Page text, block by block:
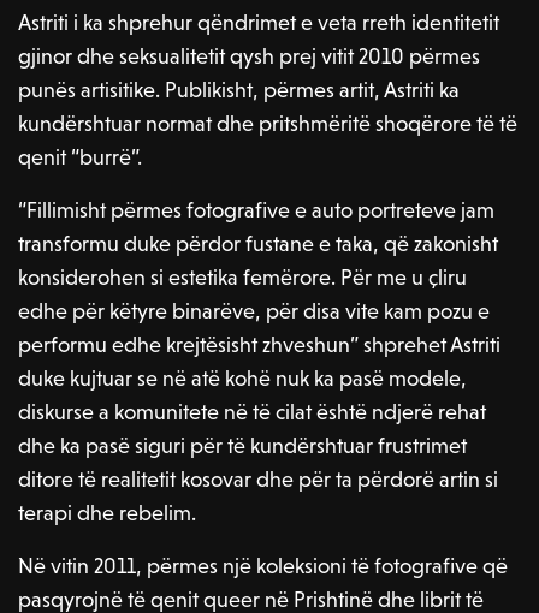
Astriti i ka shprehur qëndrimet e veta rreth identitetit
gjinor dhe seksualitetit qysh prej vitit 2010 përmes
punës artisitike. Publikisht, përmes artit, Astriti ka
kundërshtuar normat dhe pritshmëritë shoqërore të të
qenit “burrë”.
“Fillimisht përmes fotografive e auto portreteve jam
transformu duke përdor fustane e taka, që zakonisht
konsiderohen si estetika femërore. Për me u çliru
edhe për këtyre binarëve, për disa vite kam pozu e
performu edhe krejtësisht zhveshun” shprehet Astriti
duke kujtuar se në atë kohë nuk ka pasë modele,
diskurse a komunitete në të cilat është ndjerë rehat
dhe ka pasë siguri për të kundërshtuar frustrimet
ditore të realitetit kosovar dhe për ta përdorë artin si
terapi dhe rebelim.
Në vitin 2011, përmes një koleksioni të fotografive që
pasqyrojnë të qenit queer në Prishtinë dhe librit të